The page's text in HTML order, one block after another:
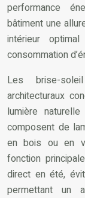
performance
bâtiment une
intérieur
consommation
Les brise-
architecturaux
lumière
composent de
en bois ou en
fonction
direct en été,
permettant un